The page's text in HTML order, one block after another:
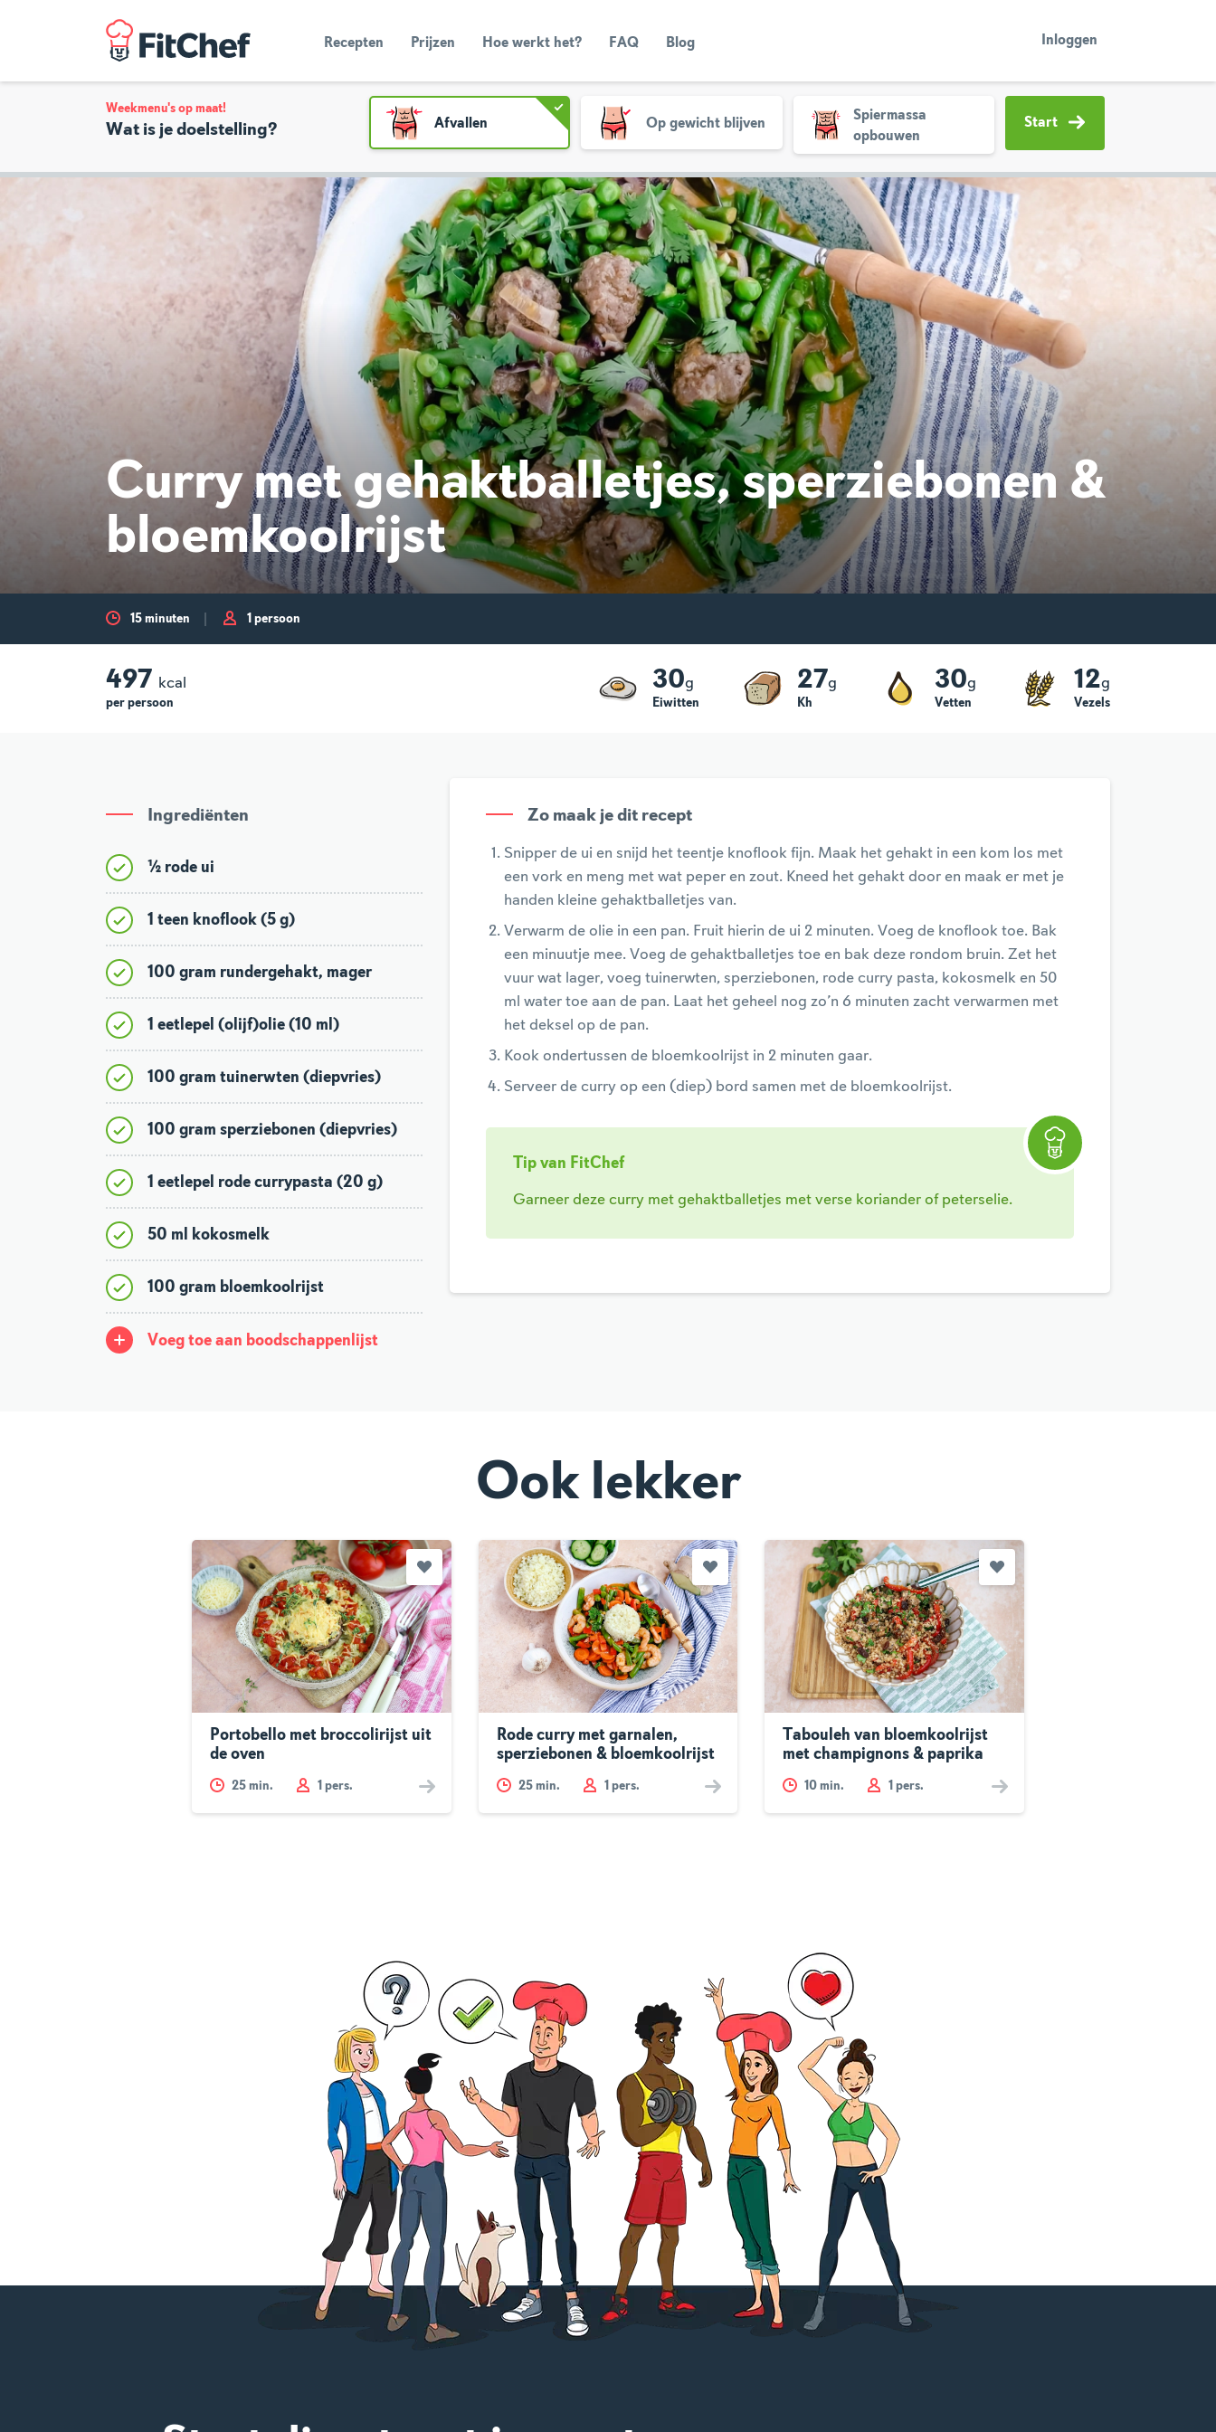
Recepten Prijzen Hoe werkt het? FAQ Blog Inloggen
Weekmenu's op maat!
Wat is je doelstelling? Afvallen Op gewicht blijven
Spiermassa
opbouwen
Start
Curry met gehaktballetjes, sperziebonen &
bloemkoolrijst
15 minuten 1 persoon
497 kcal
per persoon
30g
Eiwitten
27g
Kh
30g
Vetten
12g
Vezels
Ingrediënten
½ rode ui
1 teen knoflook (5 g)
100 gram rundergehakt, mager
1 eetlepel (olijf)olie (10 ml)
100 gram tuinerwten (diepvries)
100 gram sperziebonen (diepvries)
1 eetlepel rode currypasta (20 g)
50 ml kokosmelk
100 gram bloemkoolrijst
Voeg toe aan boodschappenlijst
Zo maak je dit recept
Snipper de ui en snijd het teentje knoflook fijn. Maak het gehakt in een kom los met
een vork en meng met wat peper en zout. Kneed het gehakt door en maak er met je
handen kleine gehaktballetjes van.
Verwarm de olie in een pan. Fruit hierin de ui 2 minuten. Voeg de knoflook toe. Bak
een minuutje mee. Voeg de gehaktballetjes toe en bak deze rondom bruin. Zet het
vuur wat lager, voeg tuinerwten, sperziebonen, rode curry pasta, kokosmelk en 50
ml water toe aan de pan. Laat het geheel nog zo’n 6 minuten zacht verwarmen met
het deksel op de pan.
Kook ondertussen de bloemkoolrijst in 2 minuten gaar.
Serveer de curry op een (diep) bord samen met de bloemkoolrijst.
Tip van FitChef
Garneer deze curry met gehaktballetjes met verse koriander of peterselie.
Ook lekker
Portobello met broccolirijst uit
de oven
25 min. 1 pers.
Rode curry met garnalen,
sperziebonen & bloemkoolrijst
25min. 1 pers.
Tabouleh van bloemkoolrijst
met champignons & paprika
10 min. 1 pers.